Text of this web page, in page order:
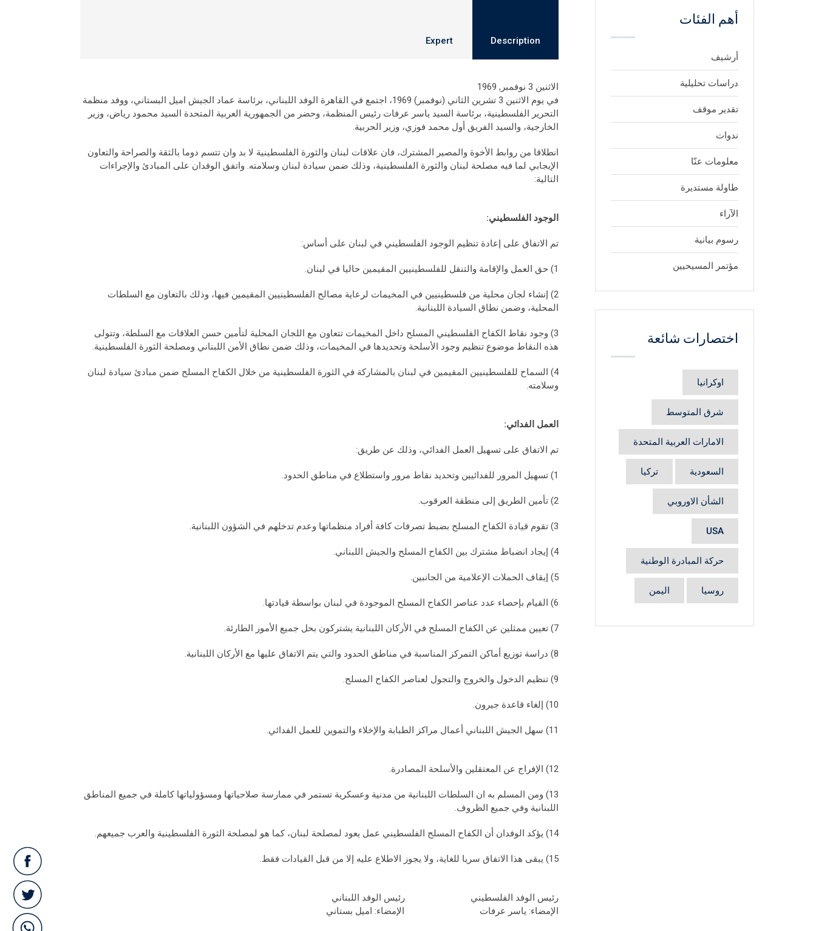
Description
Expert
الاثنين 3 نوفمبر, 1969
في يوم الاثنين 3 تشرين الثاني (نوفمبر) 1969، اجتمع في القاهرة الوفد اللبناني، برئاسة عماد الجيش اميل البستاني، ووفد منظمة
التحرير الفلسطينية، برئاسة السيد ياسر عرفات رئيس المنظمة، وحضر من الجمهورية العربية المتحدة السيد محمود رياض، وزير
الخارجية، والسيد الفريق أول محمد فوزي، وزير الحربية.
انطلاقا من روابط الأخوة والمصير المشترك، فان علاقات لبنان والثورة الفلسطينية لا بد وان تتسم دوما بالثقة والصراحة والتعاون
الإيجابي لما فيه مصلحة لبنان والثورة الفلسطينية، وذلك ضمن سيادة لبنان وسلامته. واتفق الوفدان على المبادئ والإجراءات
التالية:
الوجود الفلسطيني:
تم الاتفاق على إعادة تنظيم الوجود الفلسطيني في لبنان على أساس:
1) حق العمل والإقامة والتنقل للفلسطينيين المقيمين حاليا في لبنان.
2) إنشاء لجان محلية من فلسطينيين في المخيمات لرعاية مصالح الفلسطينيين المقيمين فيها، وذلك بالتعاون مع السلطات
المحلية، وضمن نطاق السيادة اللبنانية.
3) وجود نقاط الكفاح الفلسطيني المسلح داخل المخيمات تتعاون مع اللجان المحلية لتأمين حسن العلاقات مع السلطة، وتتولى
هذه النقاط موضوع تنظيم وجود الأسلحة وتحديدها في المخيمات، وذلك ضمن نطاق الأمن اللبناني ومصلحة الثورة الفلسطينية.
4) السماح للفلسطينيين المقيمين في لبنان بالمشاركة في الثورة الفلسطينية من خلال الكفاح المسلح ضمن مبادئ سيادة لبنان
وسلامته.
العمل الفدائي:
تم الاتفاق على تسهيل العمل الفدائي، وذلك عن طريق:
1) تسهيل المرور للفدائيين وتحديد نقاط مرور واستطلاع في مناطق الحدود.
2) تأمين الطريق إلى منطقة العرقوب.
3) تقوم قيادة الكفاح المسلح بضبط تصرفات كافة أفراد منظماتها وعدم تدخلهم في الشؤون اللبنانية.
4) إيجاد انضباط مشترك بين الكفاح المسلح والجيش اللبناني.
5) إيقاف الحملات الإعلامية من الجانبين.
6) القيام بإحصاء عدد عناصر الكفاح المسلح الموجودة في لبنان بواسطة قيادتها.
7) تعيين ممثلين عن الكفاح المسلح في الأركان اللبنانية يشتركون بحل جميع الأمور الطارئة.
8) دراسة توزيع أماكن التمركز المناسبة في مناطق الحدود والتي يتم الاتفاق عليها مع الأركان اللبنانية.
9) تنظيم الدخول والخروج والتجول لعناصر الكفاح المسلح.
10) إلغاء قاعدة جيرون.
11) سهل الجيش اللبناني أعمال مراكز الطبابة والإخلاء والتموين للعمل الفدائي.
12) الإفراج عن المعتقلين والأسلحة المصادرة.
13) ومن المسلم به ان السلطات اللبنانية من مدنية وعسكرية تستمر في ممارسة صلاحياتها ومسؤولياتها كاملة في جميع المناطق
اللبنانية وفي جميع الظروف.
14) يؤكد الوفدان أن الكفاح المسلح الفلسطيني عمل يعود لمصلحة لبنان، كما هو لمصلحة الثورة الفلسطينية والعرب جميعهم.
15) يبقى هذا الاتفاق سريا للغاية، ولا يجوز الاطلاع عليه إلا من قبل القيادات فقط.
رئيس الوفد الفلسطيني رئيس الوفد اللبناني
الإمضاء: ياسر عرفات الإمضاء: اميل بستاني
أهم الفئات
أرشيف
دراسات تحليلية
تقدير موقف
ندوات
معلومات عنّا
طاولة مستديرة
الآراء
رسوم بيانية
مؤتمر المسيحيين
اختصارات شائعة
اوكرانيا
شرق المتوسط
الامارات العربية المتحدة
السعودية تركيا
الشأن الاوروبي
USA
حركة المبادرة الوطنية
روسيا اليمن